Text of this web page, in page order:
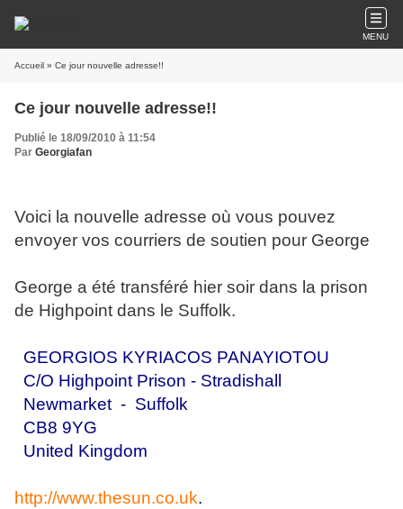
MENU
Accueil » Ce jour nouvelle adresse!!
Ce jour nouvelle adresse!!
Publié le 18/09/2010 à 11:54
Par Georgiafan
Voici la nouvelle adresse où vous pouvez
envoyer vos courriers de soutien pour George
George a été transféré hier soir dans la prison
de Highpoint dans le Suffolk.
GEORGIOS KYRIACOS PANAYIOTOU
C/O Highpoint Prison - Stradishall
Newmarket - Suffolk
CB8 9YG
United Kingdom
http://www.thesun.co.uk.